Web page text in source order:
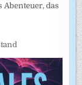
das